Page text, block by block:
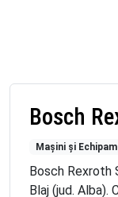
Bosch
Mașini și
Bosch Rexroth
Blaj (jud. Alba).